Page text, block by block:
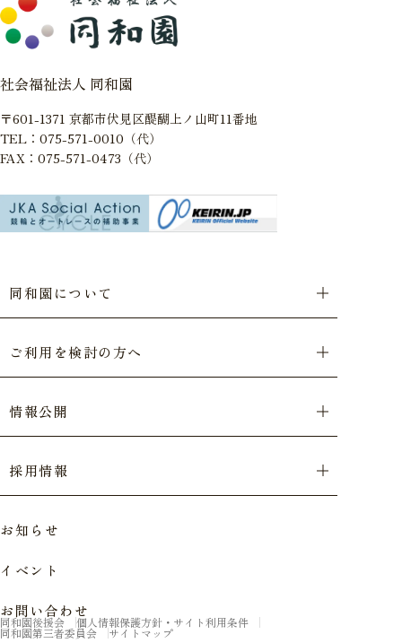
社会福祉法人 同和園
〒601-1371 京都市伏見区醍醐上ノ山町11番地
TEL：075-571-0010（代）
FAX：075-571-0473（代）
同和園について
ご利用を検討の方へ
情報公開
採用情報
お知らせ
イベント
お問い合わせ
同和園後援会 個人情報保護方針・サイト利用条件
同和園第三者委員会 サイトマップ